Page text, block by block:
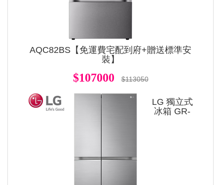
AQC82BS【免運費宅配到府+贈送標準安
裝】
$107000 $113050
LG 獨立式
冰箱 GR-